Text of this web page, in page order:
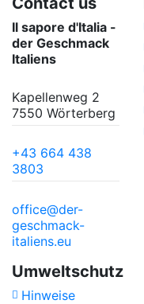
Il sapore d'Italia -
der Geschmack
Italiens
Kapellenweg 2
7550 Wörterberg
+43 664 438
3803
office@der-
geschmack-
italiens.eu
Umweltschutz
Hinweise